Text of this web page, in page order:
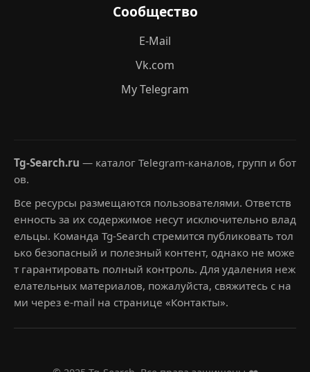
Сообщество
E-Mail
Vk.com
My Telegram
Tg-Search.ru — каталог Telegram-каналов, групп и бот
ов.
Все ресурсы размещаются пользователями. Ответств
енность за их содержимое несут исключительно влад
ельцы. Команда Tg-Search стремится публиковать тол
ько безопасный и полезный контент, однако не може
т гарантировать полный контроль. Для удаления неж
елательных материалов, пожалуйста, свяжитесь с на
ми через e-mail на странице «Контакты».